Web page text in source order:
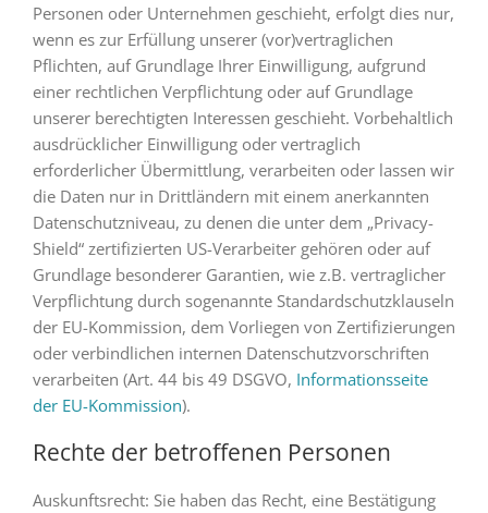
Personen oder Unternehmen geschieht, erfolgt dies nur,
wenn es zur Erfüllung unserer (vor)vertraglichen
Pflichten, auf Grundlage Ihrer Einwilligung, aufgrund
einer rechtlichen Verpflichtung oder auf Grundlage
unserer berechtigten Interessen geschieht. Vorbehaltlich
ausdrücklicher Einwilligung oder vertraglich
erforderlicher Übermittlung, verarbeiten oder lassen wir
die Daten nur in Drittländern mit einem anerkannten
Datenschutzniveau, zu denen die unter dem „Privacy-
Shield“ zertifizierten US-Verarbeiter gehören oder auf
Grundlage besonderer Garantien, wie z.B. vertraglicher
Verpflichtung durch sogenannte Standardschutzklauseln
der EU-Kommission, dem Vorliegen von Zertifizierungen
oder verbindlichen internen Datenschutzvorschriften
verarbeiten (Art. 44 bis 49 DSGVO, Informationsseite
der EU-Kommission).
Rechte der betroffenen Personen
Auskunftsrecht: Sie haben das Recht, eine Bestätigung